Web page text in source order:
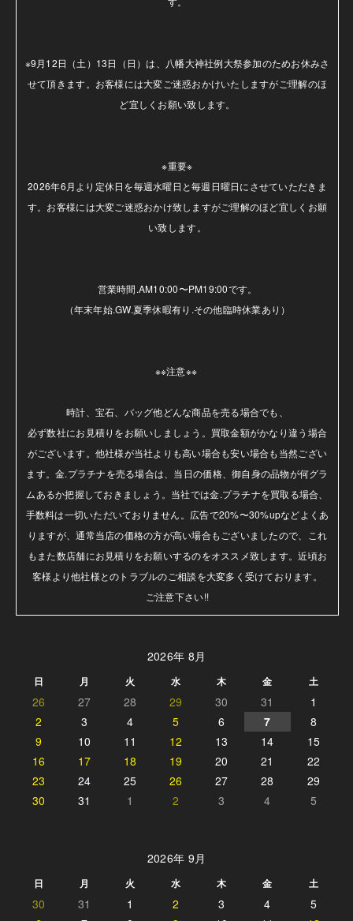
※9月12日（土）13日（日）は、八幡大神社例大祭参加のためお休みさ
せて頂きます。お客様には大変ご迷惑おかけいたしますがご理解のほ
ど宜しくお願い致します。
※重要※
2026年6月より定休日を毎週水曜日と毎週日曜日にさせていただきま
す。お客様には大変ご迷惑おかけ致しますがご理解のほど宜しくお願
い致します。
営業時間.AM10:00〜PM19:00です。
（年末年始.GW.夏季休暇有り.その他臨時休業あり）
※※注意※※
時計、宝石、バッグ他どんな商品を売る場合でも、
必ず数社にお見積りをお願いしましょう。買取金額がかなり違う場合
がございます。他社様が当社よりも高い場合も安い場合も当然ござい
ます。金.プラチナを売る場合は、当日の価格、御自身の品物が何グラ
ムあるか把握しておきましょう。当社では金.プラチナを買取る場合、
手数料は一切いただいておりません。広告で20%〜30%upなどよくあ
りますが、通常当店の価格の方が高い場合もございましたので、これ
もまた数店舗にお見積りをお願いするのをオススメ致します。近頃お
客様より他社様とのトラブルのご相談を大変多く受けております。
ご注意下さい!!
2026年 8月
日 月 火 水 木 金 土
26 27 28 29 30 31
1
2
3 4 5 6 7
8
9
10 11 12 13 14
15
16
17 18 19 20 21
22
23
24 25 26 27 28
29
30
31 1 2 3 4 5
2026年 9月
日 月 火 水 木 金 土
30 31 1 2 3 4
5